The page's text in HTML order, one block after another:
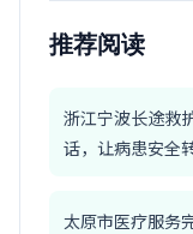
推荐阅读
浙江宁波长途救
话，让病患安全
太原市医疗服务